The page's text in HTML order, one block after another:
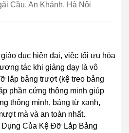
Cầu, An Khánh, Hà Nội
dục hiện đại, việc tối ưu hóa
tác khi giảng dạy là vô
lắp bảng trượt (kệ treo bảng
phần cứng thông minh giúp
thông minh, bảng từ xanh,
mà và an toàn nhất.
Của Kệ Đỡ Lắp Bảng